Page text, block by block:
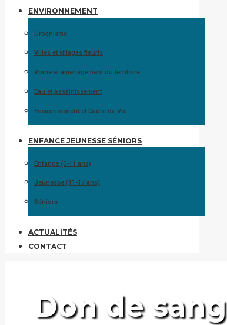
ENVIRONNEMENT
Urbanisme
Villes et villages fleuris
Voirie et aménagement du territoire
Eau et Assainissement
Environnement et Cadre de Vie
ENFANCE JEUNESSE SÉNIORS
Enfance (0-11 ans)
Jeunesse (11-17 ans)
Séniors
ACTUALITÉS
CONTACT
Don de sang